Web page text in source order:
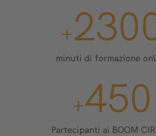
+
minuti di formazione
+450
Partecipanti ai BOOM